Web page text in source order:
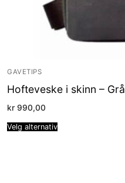
GAVETIPS
Hofteveske i skinn – Grå
kr 990,00
Velg alternativ